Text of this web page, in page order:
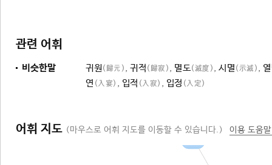
관련 어휘
비슷한말 귀원 (歸元) , 귀적 (歸寂) , 멸도(滅度) , 시멸 (示滅) ,
연 (入宴) , 입적 (入寂) , 입정 (入定)
어휘 지도 (마우스로 어휘 지도를 이동할 수 있습니다.) 이용 도움